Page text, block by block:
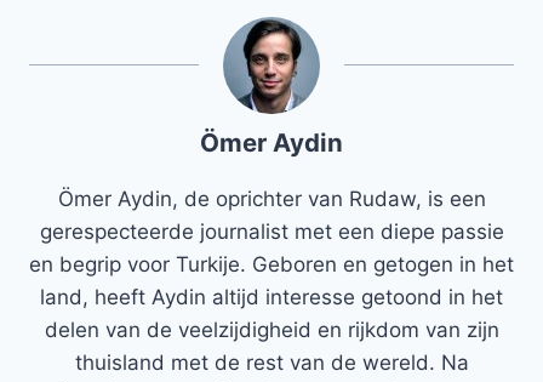
Ömer Aydin
Ömer Aydin, de oprichter van Rudaw, is een
gerespecteerde journalist met een diepe passie
en begrip voor Turkije. Geboren en getogen in het
land, heeft Aydin altijd interesse getoond in het
delen van de veelzijdigheid en rijkdom van zijn
thuisland met de rest van de wereld. Na